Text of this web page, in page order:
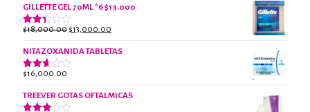
2.61
de 5
original
era:
actual
GILLETTE GEL 70ML *6 $13.000
Valorado
2.38
de 5
$18,000.00 El
original
era:
$13,000.00
actual
NITAZOXANIDA TABLETAS
Valorado
2.61
de 5
$16,000.00
TREEVER GOTAS OFTALMICAS